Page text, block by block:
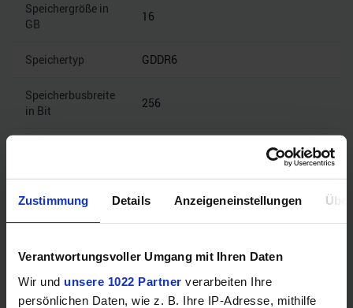
Zustimmung Details Anzeigeneinstellungen
Verantwortungsvoller Umgang mit Ihren Daten
Wir und unsere 1022 Partner verarbeiten Ihre
persönlichen Daten, wie z. B. Ihre IP-Adresse, mithilfe
Speichergröße in
GB
16
Speichertyp GDDR6
Speicherbusbreite
in Bit
256
Hinweis: Unsere Links sind Affiliate Links. Wir erhalten beim Kauf
eine kleine Provision, ohne dass sich euer Preis erhöht.